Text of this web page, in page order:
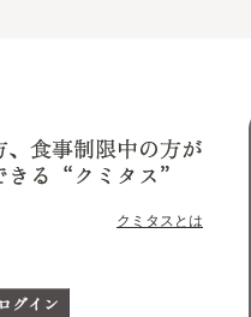
クミタスとは